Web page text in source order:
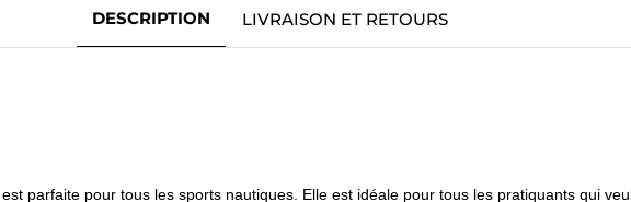
DESCRIPTION LIVRAISON ET RETOURS
parfaite pour tous les sports nautiques. Elle est idéale pour tous les pratiquants qui